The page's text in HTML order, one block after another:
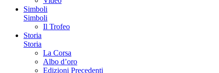
Simboli
Simboli
Il Trofeo
Storia
Storia
La Corsa
Albo d’oro
Edizioni Precedenti